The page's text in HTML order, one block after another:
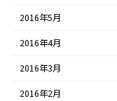
2016年5月
2016年4月
2016年3月
2016年2月